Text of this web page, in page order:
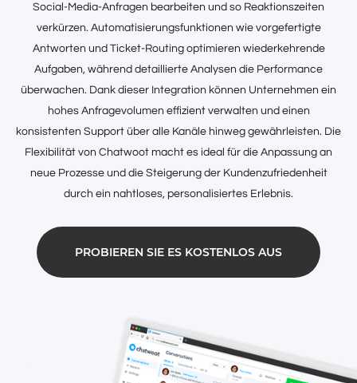
Social-Media-Anfragen bearbeiten und so Reaktionszeiten
verkürzen. Automatisierungsfunktionen wie vorgefertigte
Antworten und Ticket-Routing optimieren wiederkehrende
Aufgaben, während detaillierte Analysen die Performance
überwachen. Dank dieser Integration können Unternehmen ein
hohes Anfragevolumen effizient verwalten und einen
konsistenten Support über alle Kanäle hinweg gewährleisten. Die
Flexibilität von Chatwoot macht es ideal für die Anpassung an
neue Prozesse und die Steigerung der Kundenzufriedenheit
durch ein nahtloses, personalisiertes Erlebnis.
PROBIEREN SIE ES KOSTENLOS AUS